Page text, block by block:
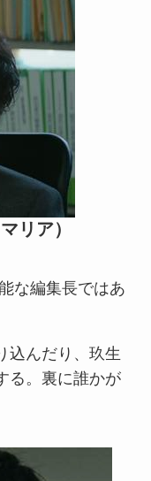
リア）
な編集長ではあ
込んだり、玖生
る。裏に誰かが